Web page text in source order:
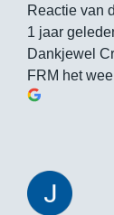
Reactie van
1 jaar
Dankjewel
FRM het